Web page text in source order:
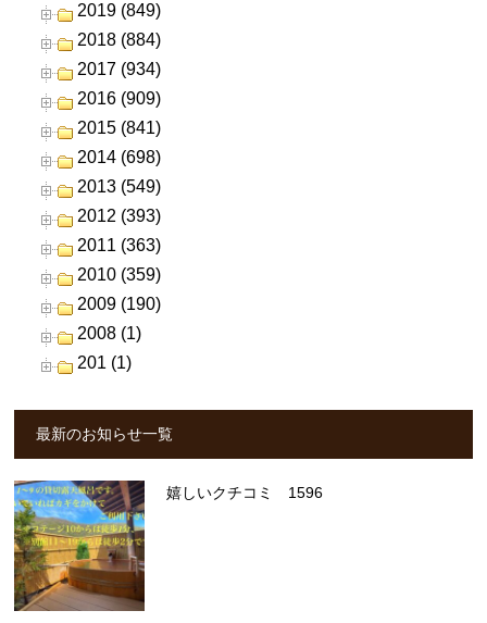
2019 (849)
2018 (884)
2017 (934)
2016 (909)
2015 (841)
2014 (698)
2013 (549)
2012 (393)
2011 (363)
2010 (359)
2009 (190)
2008 (1)
201 (1)
最新のお知らせ一覧
嬉しいクチコミ 1596